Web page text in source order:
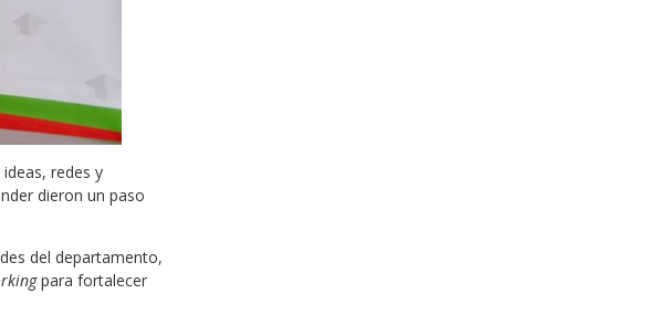
ideas, redes y
dieron un paso
del departamento,
para fortalecer